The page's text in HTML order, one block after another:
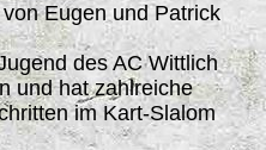
Eugen und Patrick
des AC Wittlich
und hat zahlreiche
im Kart-Slalom